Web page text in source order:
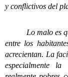
y conflictivos del
Lo malo es que
entre los
acrecientan. La
especialmente